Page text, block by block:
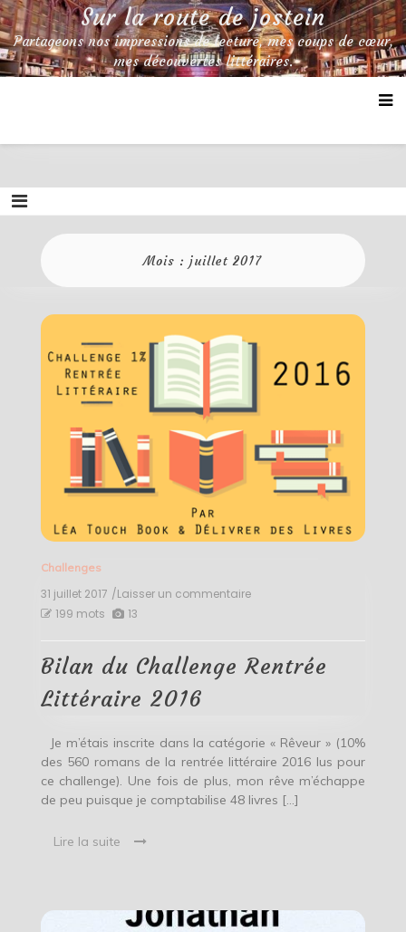
Skip
to
content
Sur la route de jostein
Partageons nos impressions de lecture, mes coups de cœur,
mes découvertes littéraires.
Mois :juillet 2017
Challenges
31 juillet 2017 /Laisser un commentaireon
Rentrée
Littéraire
199 mots 13
Bilan du Challenge Rentrée
Littéraire 2016
Je m’étais inscrite dans la catégorie « Rêveur » (10%
des 560 romans de la rentrée littéraire 2016 lus pour
ce challenge). Une fois de plus, mon rêve m’échappe
de peu puisque je comptabilise 48 livres […]
Lire la suite